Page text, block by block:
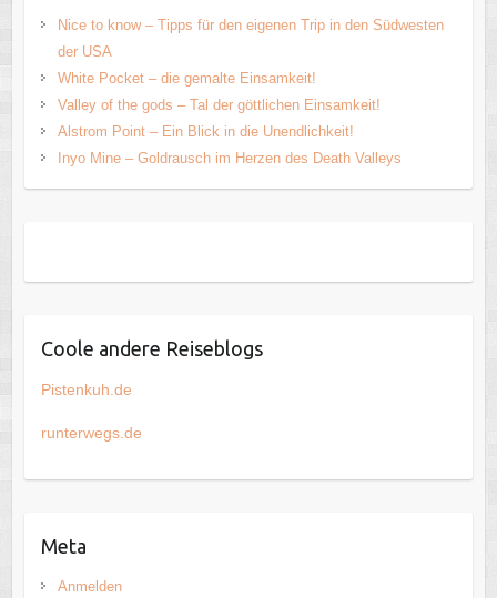
Nice to know – Tipps für den eigenen Trip in den Südwesten
der USA
White Pocket – die gemalte Einsamkeit!
Valley of the gods – Tal der göttlichen Einsamkeit!
Alstrom Point – Ein Blick in die Unendlichkeit!
Inyo Mine – Goldrausch im Herzen des Death Valleys
Coole andere Reiseblogs
Pistenkuh.de
runterwegs.de
Meta
Anmelden